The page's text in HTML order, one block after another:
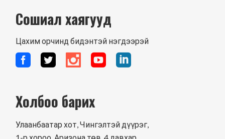
Сошиал хаягууд
Цахим орчинд бидэнтэй нэгдээрэй
Холбоо барих
Улаанбаатар хот, Чингэлтэй дүүрэг,